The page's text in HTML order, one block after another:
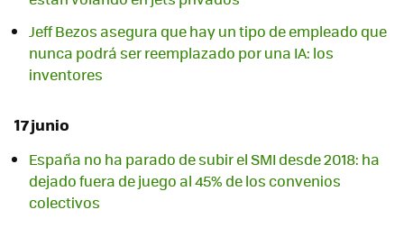
Jeff Bezos asegura que hay un tipo de empleado que
nunca podrá ser reemplazado por una IA: los
inventores
17 junio
España no ha parado de subir el SMI desde 2018: ha
dejado fuera de juego al 45% de los convenios
colectivos